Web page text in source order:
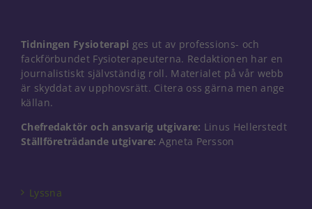
Tidningen Fysioterapi ges ut av professions- och
fackförbundet Fysioterapeuterna. Redaktionen har en
journalistiskt självständig roll. Materialet på vår webb
är skyddat av upphovsrätt. Citera oss gärna men ange
källan.
Chefredaktör och ansvarig utgivare: Linus Hellerstedt
Ställföreträdande utgivare: Agneta Persson
Lyssna
Nödvändiga